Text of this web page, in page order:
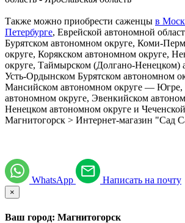
Также можно приобрести саженцы в
Петербурге, Еврейской автономной
Бурятском автономном округе, Коми-
округе, Корякском автономном округе,
округе, Таймырском (Долгано-Ненецком)
Усть-Ордынском Бурятском автономном
Мансийском автономном округе — Югре,
автономном округе, Эвенкийском
Ненецком автономном округе и
Магнитогорск > Интернет-магазин "Сад
WhatsApp Написать на почту
×
Ваш город: Магнитогорск